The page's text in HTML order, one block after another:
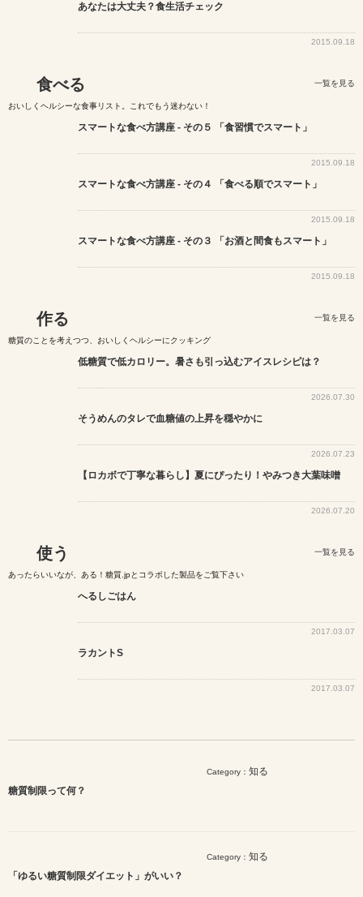
あなたは大丈夫？食生活チェック
2015.09.18
食べる
おいしくヘルシーな食事リスト。これでもう迷わない！
一覧を見る
スマートな食べ方講座 - その５ 「食習慣でスマート」
2015.09.18
スマートな食べ方講座 - その４ 「食べる順でスマート」
2015.09.18
スマートな食べ方講座 - その３ 「お酒と間食もスマート」
2015.09.18
作る
糖質のことを考えつつ、おいしくヘルシーにクッキング
一覧を見る
低糖質で低カロリー。暑さも引っ込むアイスレシピは？
2026.07.30
そうめんのタレで血糖値の上昇を穏やかに
2026.07.23
【ロカボで丁寧な暮らし】夏にぴったり！やみつき大葉味噌
2026.07.20
使う
あったらいいなが、ある！糖質.jpとコラボした製品をご覧下さい
一覧を見る
へるしごはん
2017.03.07
ラカントS
2017.03.07
Category： 知る
糖質制限って何？
Category： 知る
「ゆるい糖質制限ダイエット」がいい？